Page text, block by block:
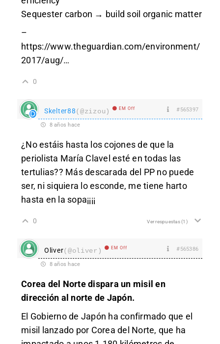
Sequester carbon → build soil organic matter
–
https://www.theguardian.com/environment/
2017/aug/…
0
Skelter88(@zizou) EM Off #565397
8 años hace
¿No estáis hasta los cojones de que la
periolista María Clavel esté en todas las
tertulias?? Más descarada del PP no puede
ser, ni siquiera lo esconde, me tiene harto
hasta en la sopa¡¡¡¡
0 Ver respuestas(1)
Oliver(@oliver) EM Off #565386
8 años hace
Corea del Norte dispara un misil en
dirección al norte de Japón.
El Gobierno de Japón ha confirmado que el
misil lanzado por Corea del Norte, que ha